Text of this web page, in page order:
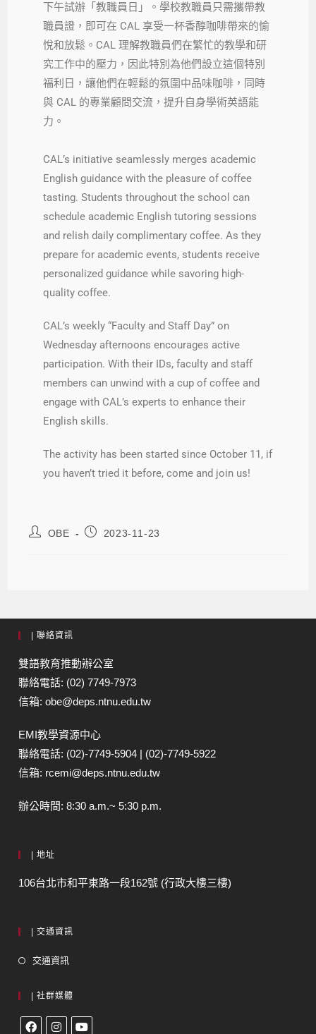
下午試辦「教職員日」。學校教職員只需攜帶教
職員證，即可在 CAL 享受一杯香醇咖啡帶來的愉
悅和放鬆。CAL 理解教職員們在繁忙的教學和研
究工作中的壓力，因此特別為他們設立這個特別
福利日，讓他們在輕鬆的氛圍中品味咖啡，同時
與 CAL 的專業顧問交流，提升自身學術英語能
力。
CAL’s initiative seamlessly merges academic
English guidance with the pleasure of coffee
tasting. Students throughout the school can
schedule academic English tutoring sessions
and relish daily complimentary coffee. As they
prepare for academic events, students receive
personalized guidance while savoring high-
quality coffee.
CAL’s weekly “Faculty and Staff Day” on
Wednesday afternoons encourages active
participation. With their IDs, faculty and staff
members can unwind with a cup of coffee and
engage with CAL’s experts to enhance their
English skills.
The activity has been started since October 11, if
you haven’t tried it before, come and join us!
OBE 2023-11-23
| 聯絡資訊
雙語教育推動辦公室
聯絡電話: (02) 7749-7973
信箱: obe@deps.ntnu.edu.tw
EMI教學資源中心
聯絡電話: (02)-7749-5904 | (02)-7749-5922
信箱: rcemi@deps.ntnu.edu.tw
辦公時間: 8:30 a.m.~ 5:30 p.m.
| 地址
106台北市和平東路一段162號 (行政大樓三樓)
| 交通資訊
交通資訊
| 社群媒體